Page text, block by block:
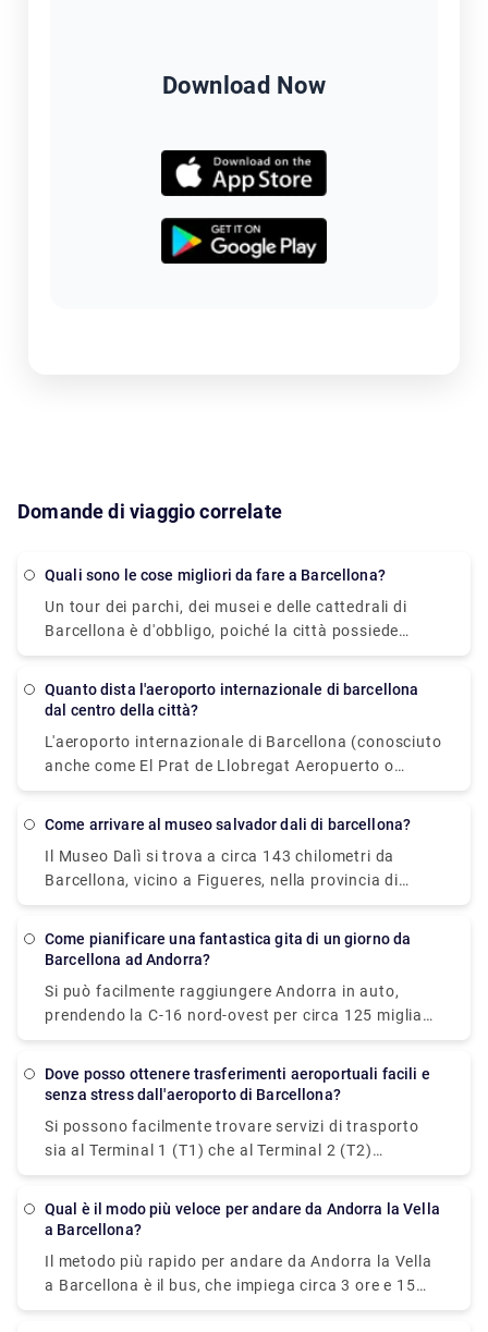
Download Now
Domande di viaggio correlate
Quali sono le cose migliori da fare a Barcellona?
Un tour dei parchi, dei musei e delle cattedrali di
Barcellona è d'obbligo, poiché la città possiede
alcune delle architetture più singolari e intriganti del
come Casa Batlló, La Sagrada Familia e il Parco
boccone nel vivace mercato della Boqueria, poi
sdraiati e rilassati sulla sabbia della spiaggia della
mentre ammiri il paesaggio mediterraneo. Dopo un
pisolino, dirigiti verso Las Ramblas o il Quartiere
Gotico per vedere la serata. Se sei un appassionato
di calcio, devi visitare lo stadio Camp Nou, la casa
corsa per lo stesso, puoi contattarci come Rydeu.
Quanto dista l'aeroporto internazionale di barcellona
dal centro della città?
L'aeroporto internazionale di Barcellona (conosciuto
anche come El Prat de Llobregat Aeropuerto o
Barcelona Aeroport) si trova a 13 chilometri a sud
questa abbreviazione durante la prenotazione.
Come arrivare al museo salvador dali di barcellona?
Il Museo Dalì si trova a circa 143 chilometri da
Barcellona, vicino a Figueres, nella provincia di
Girona. Dopo il Prado, il Museo Dalì è il secondo
ore per raggiungere il Museo Dali in auto. E se hai
contattarci come Rydeu.
Come pianificare una fantastica gita di un giorno da
Barcellona ad Andorra?
Si può facilmente raggiungere Andorra in auto,
prendendo la C-16 nord-ovest per circa 125 miglia
(200 km). Ci vogliono circa 2:45 ore per raggiungere
un'escursione in uno dei tre parchi nazionali di
paese è coperto dal Madriu-Perafita-Claror, dalle
Valls del Comapedrosa e dalla Valle de Sorteny.
patrimonio mondiale dell'UNESCO. Durante le
escursioni, tieni d'occhio cinghiali, aquile, caprioli e
avvoltoi barbuti. Per viaggi in auto facili e fluidi, non
pensarci due volte prima di visitare Rydeu.com!
Dove posso ottenere trasferimenti aeroportuali facili e
senza stress dall'aeroporto di Barcellona?
Si possono facilmente trovare servizi di trasporto
sia al Terminal 1 (T1) che al Terminal 2 (T2)
seguendo le indicazioni per l'area dei trasporti e dei
di un'auto/autobus, dopo l'arrivo e la partenza
specializzati in trasferimenti aeroportuali privati di
Barcellona con autisti esperti e veicoli di fascia alta.
Qual è il modo più veloce per andare da Andorra la Vella
a Barcellona?
Il metodo più rapido per andare da Andorra la Vella
a Barcellona è il bus, che impiega circa 3 ore e 15
minuti.